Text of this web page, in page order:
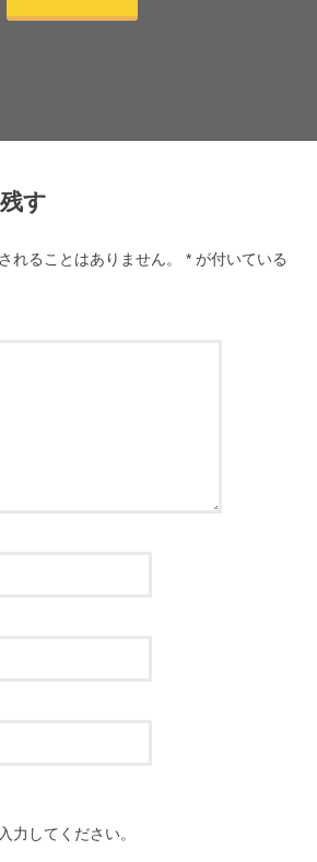
す
れることはありません。 * が付いている
力してください。